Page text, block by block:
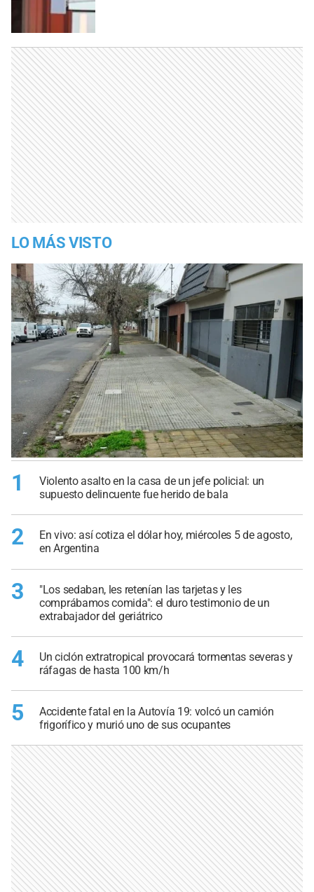
LO MÁS VISTO
1
Violento asalto en la casa de un jefe policial: un
supuesto delincuente fue herido de bala
2
En vivo: así cotiza el dólar hoy, miércoles 5 de agosto,
en Argentina
3
"Los sedaban, les retenían las tarjetas y les
comprábamos comida": el duro testimonio de un
extrabajador del geriátrico
4
Un ciclón extratropical provocará tormentas severas y
ráfagas de hasta 100 km/h
5
Accidente fatal en la Autovía 19: volcó un camión
frigorífico y murió uno de sus ocupantes